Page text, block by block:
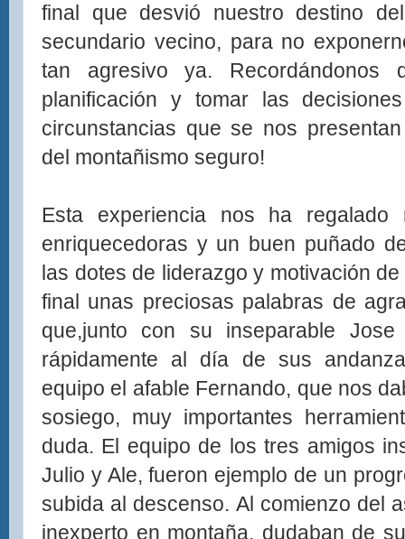
final que desvió nuestro destino
secundario vecino, para no
tan agresivo ya. Recordándonos
planificación y tomar las
circunstancias que se nos
del montañismo seguro!
Esta experiencia nos ha regalado
enriquecedoras y un buen puñado
las dotes de liderazgo y motivación
final unas preciosas palabras de
que,junto con su inseparable
rápidamente al día de sus
equipo el afable Fernando, que nos
sosiego, muy importantes
duda. El equipo de los tres amigos
Julio y Ale, fueron ejemplo de un
subida al descenso. Al comienzo del
inexperto en montaña, dudaban de